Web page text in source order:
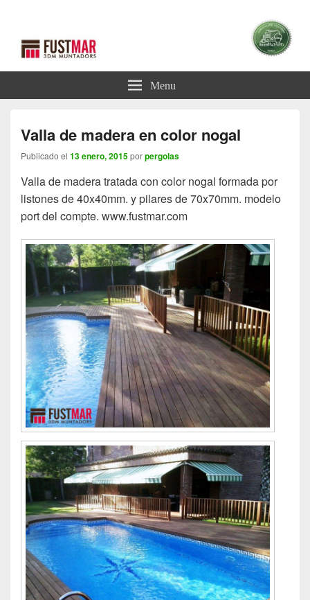
Blog Pérgolas Menu
Valla de madera en color nogal
Publicado el 13 enero, 2015porpergolas
Valla de madera tratada con color nogal formada por
listones de 40x40mm. y pilares de 70x70mm. modelo
port del compte. www.fustmar.com